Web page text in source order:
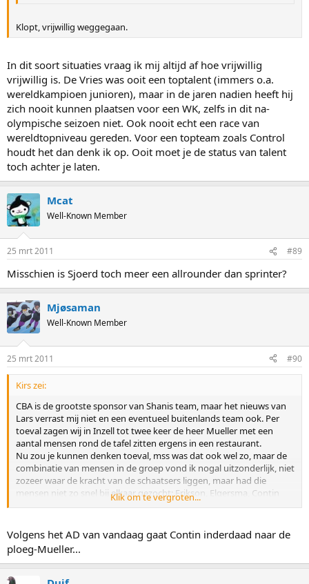
Klopt, vrijwillig weggegaan.
In dit soort situaties vraag ik mij altijd af hoe vrijwillig
vrijwillig is. De Vries was ooit een toptalent (immers o.a.
wereldkampioen junioren), maar in de jaren nadien heeft hij
zich nooit kunnen plaatsen voor een WK, zelfs in dit na-
olympische seizoen niet. Ook nooit echt een race van
wereldtopniveau gereden. Voor een topteam zoals Control
houdt het dan denk ik op. Ooit moet je de status van talent
toch achter je laten.
Mcat
Well-Known Member
25 mrt 2011 #89
Misschien is Sjoerd toch meer een allrounder dan sprinter?
Mjøsaman
Well-Known Member
25 mrt 2011 #90
Kirs zei:
CBA is de grootste sponsor van Shanis team, maar het nieuws van
Lars verrast mij niet en een eventueel buitenlands team ook. Per
toeval zagen wij in Inzell tot twee keer de heer Mueller met een
aantal mensen rond de tafel zitten ergens in een restaurant.
Nu zou je kunnen denken toeval, mss was dat ook wel zo, maar de
combinatie van mensen in de groep vond ik nogal uitzonderlijk, niet
zozeer waar de kracht van de schaatsers liggen, maar had die
mensen niet zo snel bij elkaar gezocht: Erikson, Elgersma, Contin
waren een aantal personen die aan de tafel met Mueller zaten..
Klik om te vergroten...
Volgens het AD van vandaag gaat Contin inderdaad naar de
ploeg-Mueller...